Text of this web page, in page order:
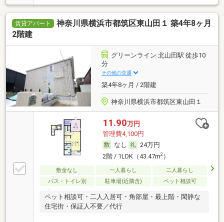
賃貸アパート
神奈川県横浜市都筑区東山田１ 築4年8ヶ月
2階建
グリーンライン 北山田駅 徒歩10
分
その他の交通
築4年8ヶ月 / 2階建
神奈川県横浜市都筑区東山田１
11.90万円
管理費4,100円
なし
24万円
2階 / 1LDK（43.47m2）
敷金なし 一人暮らし
二人暮らし
バス・トイレ別
駐車場(近隣含) ペット相談可
ペット相談可・二人入居可・角部屋・最上階・閑静な
住宅街・保証人不要／代行